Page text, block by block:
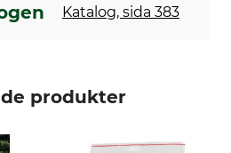
Katalog, sida 383
produkter